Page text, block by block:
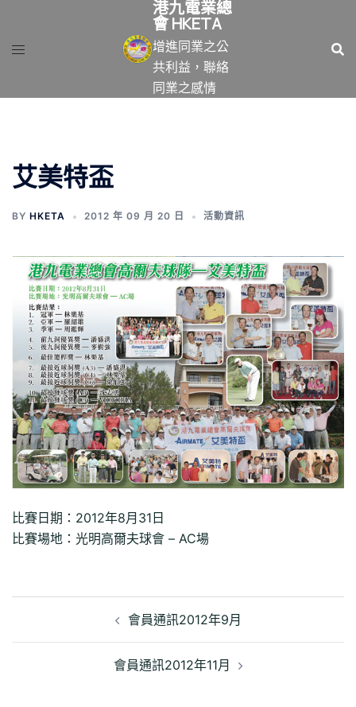
港九電業總
會 HKETA
增進同業之公
共利益，聯絡
同業之感情
艾美特盃
BY HKETA 2012 年 09 月 20 日 活動資訊
比賽日期：2012年8月31日
比賽場地：光明高爾夫球會 – AC場
文
導
會員通訊2012年9月
會員通訊2012年11月